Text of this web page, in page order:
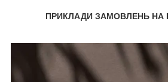
ПРИКЛАДИ ЗАМОВЛЕНЬ